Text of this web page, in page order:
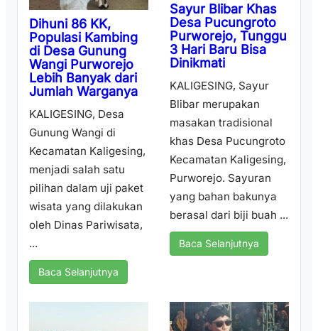
Dihuni 86 KK,
Populasi Kambing
di Desa Gunung
Wangi Purworejo
Lebih Banyak dari
Jumlah Warganya
KALIGESING, Desa
Gunung Wangi di
Kecamatan Kaligesing,
menjadi salah satu
pilihan dalam uji paket
wisata yang dilakukan
oleh Dinas Pariwisata,
...
Baca Selanjutnya
Sayur Blibar Khas
Desa Pucungroto
Purworejo, Tunggu
3 Hari Baru Bisa
Dinikmati
KALIGESING, Sayur
Blibar merupakan
masakan tradisional
khas Desa Pucungroto
Kecamatan Kaligesing,
Purworejo. Sayuran
yang bahan bakunya
berasal dari biji buah ...
Baca Selanjutnya